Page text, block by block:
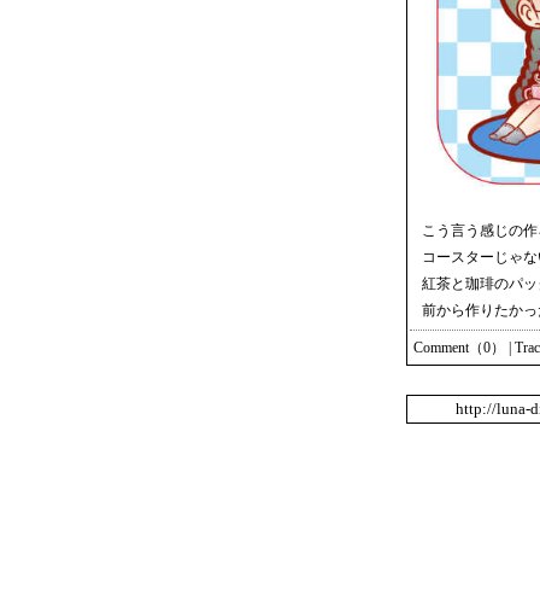
こう言う感じの
コースターじゃ
紅茶と珈琲のパ
前から作りたか
Comment（0）
http://luna-